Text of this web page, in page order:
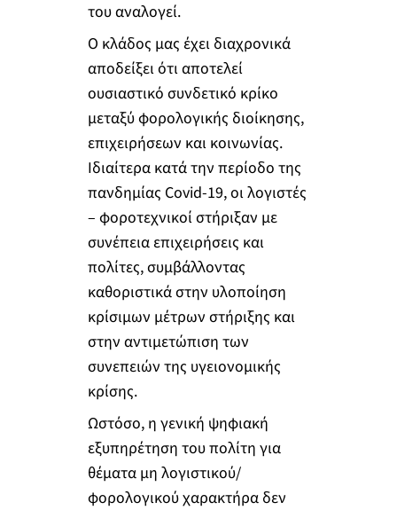
του αναλογεί.
Ο κλάδος μας έχει διαχρονικά
αποδείξει ότι αποτελεί
ουσιαστικό συνδετικό κρίκο
μεταξύ φορολογικής διοίκησης,
επιχειρήσεων και κοινωνίας.
Ιδιαίτερα κατά την περίοδο της
πανδημίας Covid-19, οι λογιστές
– φοροτεχνικοί στήριξαν με
συνέπεια επιχειρήσεις και
πολίτες, συμβάλλοντας
καθοριστικά στην υλοποίηση
κρίσιμων μέτρων στήριξης και
στην αντιμετώπιση των
συνεπειών της υγειονομικής
κρίσης.
Ωστόσο, η γενική ψηφιακή
εξυπηρέτηση του πολίτη για
θέματα μη λογιστικού/
φορολογικού χαρακτήρα δεν